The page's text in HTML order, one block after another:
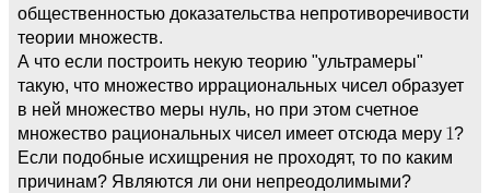
общественностью доказательства непротиворечивости
теории множеств.
А что если построить некую теорию "ультрамеры"
такую, что множество иррациональных чисел образует
в ней множество меры нуль, но при этом счетное
множество рациональных чисел имеет отсюда меру
?
Если подобные исхищрения не проходят, то по каким
причинам? Являются ли они непреодолимыми?